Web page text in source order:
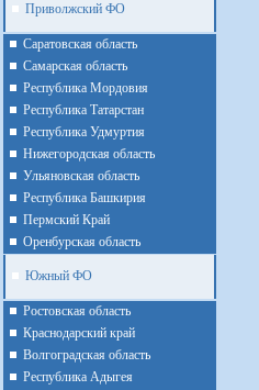
Приволжский ФО
Cаратовская область
Cамарская область
Республика Мордовия
Республика Татарстан
Республика Удмуртия
Нижегородская область
Ульяновская область
Республика Башкирия
Пермский Край
Оренбурская область
Южный ФО
Ростовская область
Краснодарский край
Волгоградская область
Республика Адыгея